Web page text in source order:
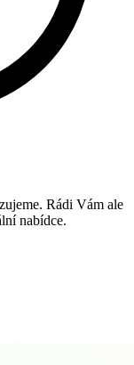
Rádi Vám ale
nabídce.